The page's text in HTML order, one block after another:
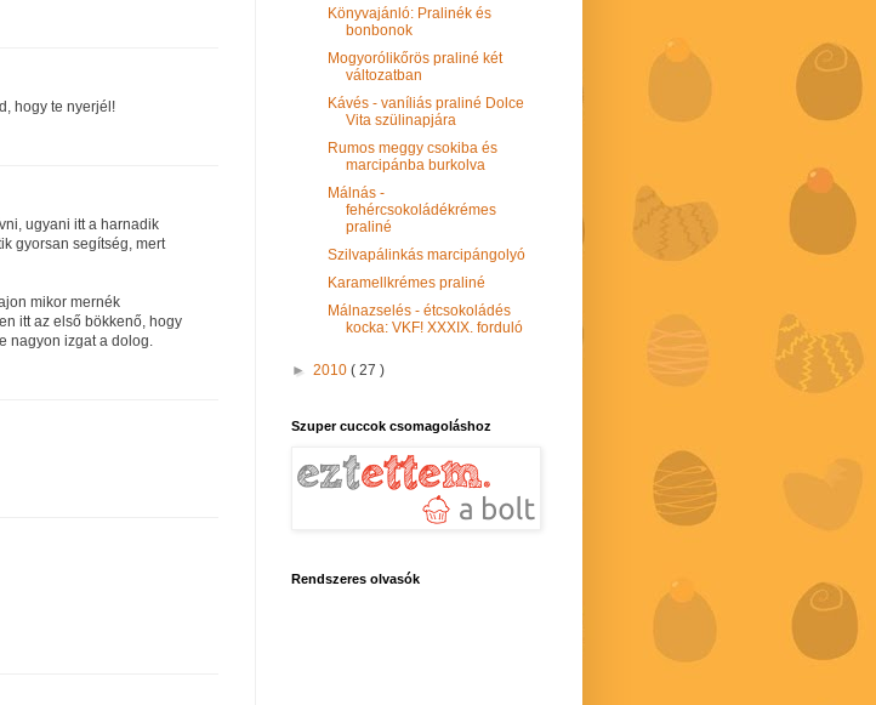
hogy te nyerjél!
ugyani itt a harnadik
gyorsan segítség, mert
mikor mernék
itt az első bökkenő, hogy
nagyon izgat a dolog.
Könyvajánló: Pralinék és
bonbonok
Mogyorólikőrös praliné két
változatban
Kávés - vaníliás praliné Dolce
Vita szülinapjára
Rumos meggy csokiba és
marcipánba burkolva
Málnás -
fehércsokoládékrémes
praliné
Szilvapálinkás marcipángolyó
Karamellkrémes praliné
Málnazselés - étcsokoládés
kocka: VKF! XXXIX. forduló
► 2010 ( 27 )
Szuper cuccok csomagoláshoz
Rendszeres olvasók